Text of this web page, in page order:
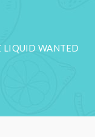
LIQUID WANTED